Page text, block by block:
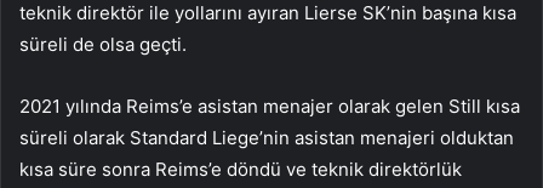
teknik direktör ile yollarını ayıran Lierse SK’nin başına kısa
süreli de olsa geçti.
2021 yılında Reims’e asistan menajer olarak gelen Still kısa
süreli olarak Standard Liege’nin asistan menajeri olduktan
kısa süre sonra Reims’e döndü ve teknik direktörlük